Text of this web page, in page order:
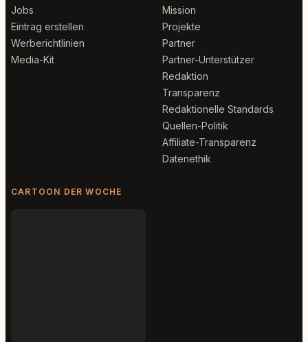
Jobs
Eintrag erstellen
Werberichtlinien
Media-Kit
Mission
Projekte
Partner
Partner-Unterstützer
Redaktion
Transparenz
Redaktionelle Standards
Quellen-Politik
Affiliate-Transparenz
Datenethik
CARTOON DER WOCHE